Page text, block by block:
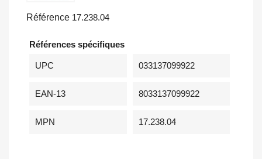
Référence 17.238.04
Références spécifiques
UPC 033137099922
EAN-13 8033137099922
MPN 17.238.04